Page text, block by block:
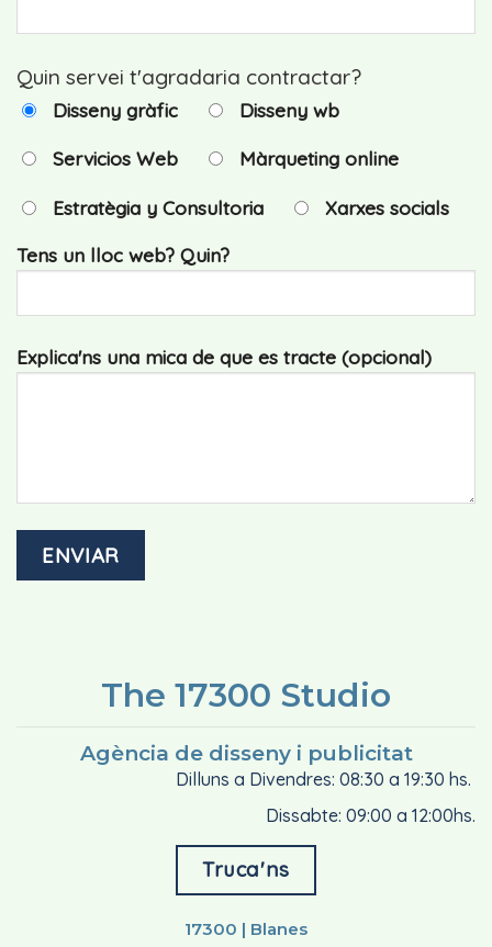
Quin servei t'agradaria contractar?
Disseny gràfic Disseny wb
Servicios Web Màrqueting online
Estratègia y Consultoria Xarxes socials
Tens un lloc web? Quin?
Explica'ns una mica de que es tracte (opcional)
The 17300 Studio
Agència de disseny i publicitat
Dilluns a Divendres: 08:30 a 19:30 hs.
Dissabte: 09:00 a 12:00hs.
Truca'ns
17300 | Blanes